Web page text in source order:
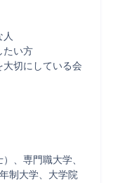
たい方
大切にしている会
、専門職大学、
制大学、大学院